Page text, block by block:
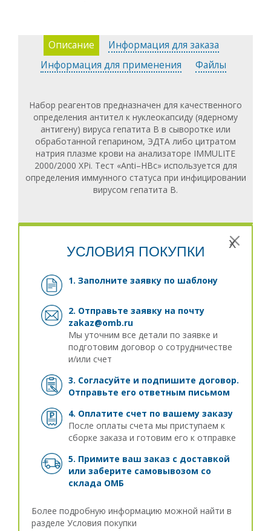
Описание
Информация для заказа
Информация для применения
Файлы
Набор реагентов предназначен для качественного
определения антител к нуклеокапсиду (ядерному
антигену) вируса гепатита В в сыворотке или
обработанной гепарином, ЭДТА либо цитратом
натрия плазме крови на анализаторе IMMULITE
2000/2000 XPi. Тест «Anti–HBc» используется для
определения иммунного статуса при инфицировании
вирусом гепатита В.
x
УСЛОВИЯ ПОКУПКИ
1. Заполните заявку по шаблону
2. Отправьте заявку на почту
zakaz@omb.ru
Мы уточним все детали по заявке и
подготовим договор о сотрудничестве
и/или счет
3. Согласуйте и подпишите договор.
Отправьте его ответным письмом
4. Оплатите счет по вашему заказу
После оплаты счета мы приступаем к
сборке заказа и готовим его к отправке
5. Примите ваш заказ с доставкой
или заберите самовывозом со
склада ОМБ
Более подробную информацию можной найти в
разделе Условия покупки